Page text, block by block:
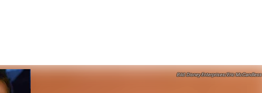
Disney Enterprises/Eric McCandless